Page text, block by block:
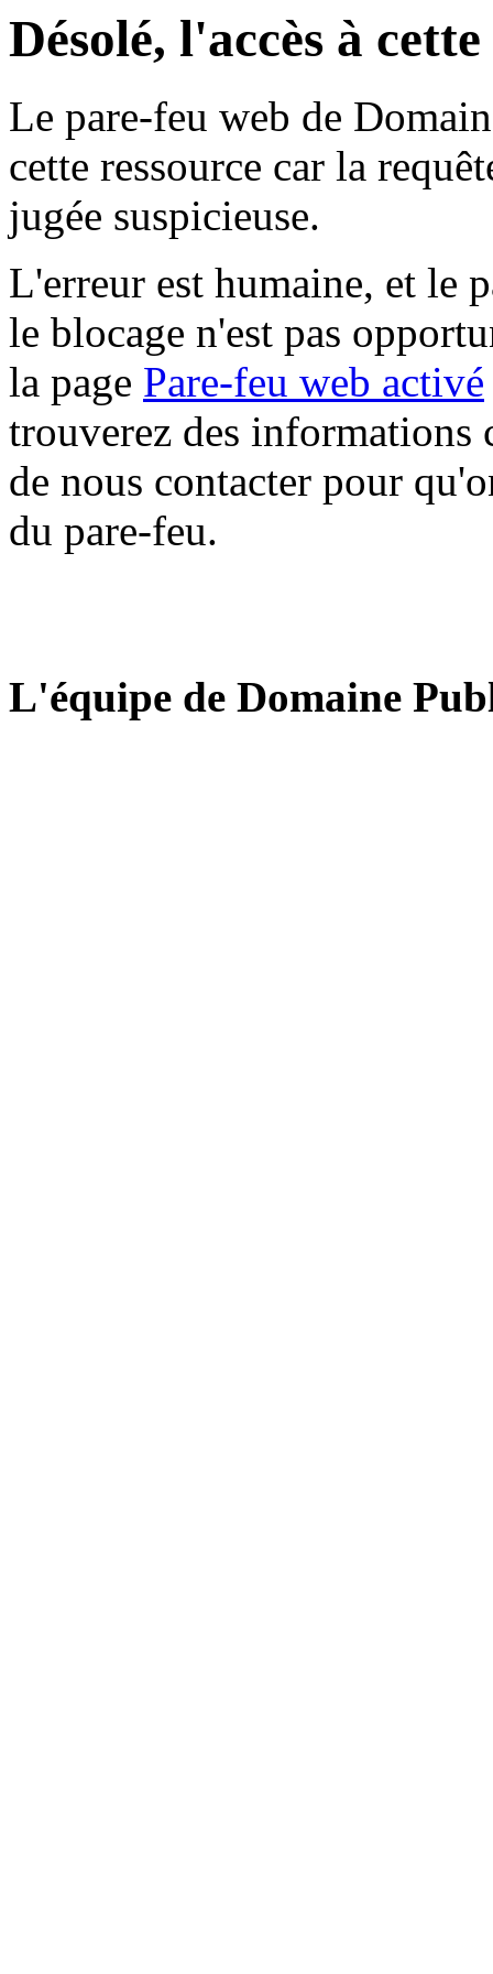
Désolé, l'accès à
Le pare-feu web de
cette ressource car la
jugée suspicieuse.
L'erreur est humaine, et le
le blocage n'est pas
la page Pare-feu web activé
trouverez des informations
de nous contacter pour
du pare-feu.
L'équipe de Domaine